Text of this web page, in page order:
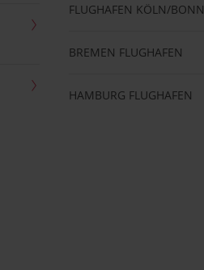
FLUGHAFEN KÖLN/BONN
BREMEN FLUGHAFEN
HAMBURG FLUGHAFEN